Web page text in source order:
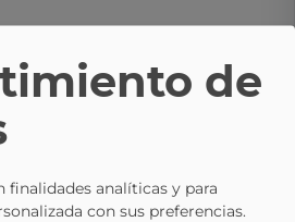
- 10%
Acx26484 En Color Negro
29,95 €
de
finalidades analíticas y para
con sus preferencias.